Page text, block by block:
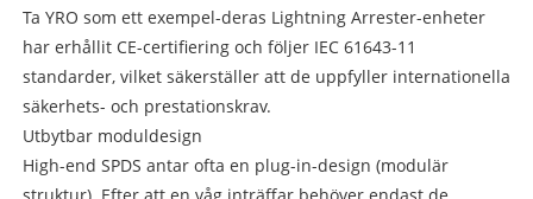
Ta YRO som ett exempel-deras Lightning Arrester-enheter
har erhållit CE-certifiering och följer IEC 61643-11
standarder, vilket säkerställer att de uppfyller internationella
säkerhets- och prestationskrav.
Utbytbar moduldesign
High-end SPDS antar ofta en plug-in-design (modulär
struktur). Efter att en våg inträffar behöver endast de